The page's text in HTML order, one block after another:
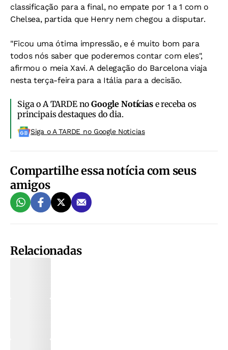
classificação para a final, no empate por 1 a 1 com o
Chelsea, partida que Henry nem chegou a disputar.
"Ficou uma ótima impressão, e é muito bom para
todos nós saber que poderemos contar com eles",
afirmou o meia Xavi. A delegação do Barcelona viaja
nesta terça-feira para a Itália para a decisão.
Siga o A TARDE noGoogle Notíciase receba os
principais destaques do dia.
Siga o A TARDE no Google Noticias
Compartilhe essa notícia com seus
amigos
Relacionadas